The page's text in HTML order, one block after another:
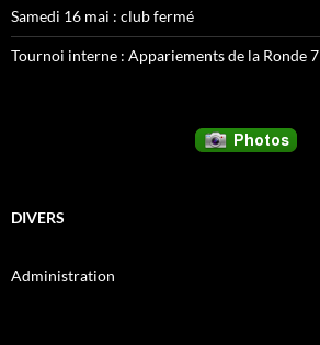
Samedi 16 mai : club fermé
Tournoi interne : Appariements de la Ronde 7
DIVERS
Administration